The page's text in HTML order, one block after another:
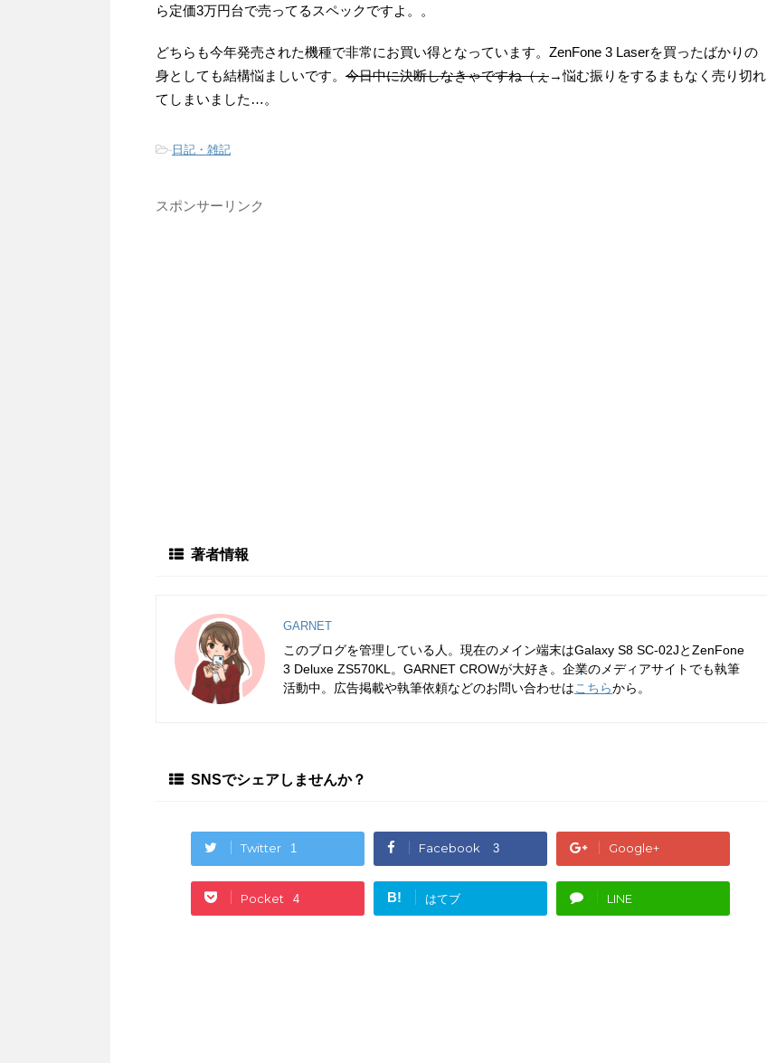
ら定価3万円台で売ってるスペックですよ。。
どちらも今年発売された機種で非常にお買い得となっています。ZenFone 3 Laserを買ったばかりの
身としても結構悩ましいです。 今日中に決断しなきゃですね（ぇ→悩む振りをするまもなく売り切れ
てしまいました…。
-日記・雑記
スポンサーリンク
著者情報
GARNET
このブログを管理している人。現在のメイン端末はGalaxy S8 SC-02JとZenFone
3 Deluxe ZS570KL。GARNET CROWが大好き。企業のメディアサイトでも執筆
活動中。広告掲載や執筆依頼などのお問い合わせはこちらから。
SNSでシェアしませんか？
Twitter 1 Facebook 3 Google+
Pocket 4 B! はてブ LINE